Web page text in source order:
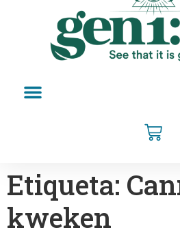
Etiqueta:
kweken